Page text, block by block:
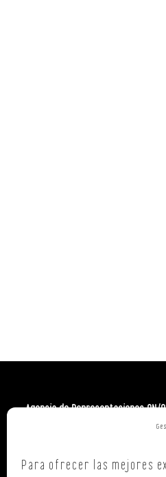
Para ofrecer las mejores
Agencia de Representaciones ON/